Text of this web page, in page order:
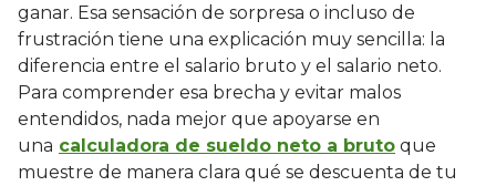
ganar. Esa sensación de sorpresa o incluso de
frustración tiene una explicación muy sencilla: la
diferencia entre el salario bruto y el salario neto.
Para comprender esa brecha y evitar malos
entendidos, nada mejor que apoyarse en
una calculadora de sueldo neto a bruto que
muestre de manera clara qué se descuenta de tu